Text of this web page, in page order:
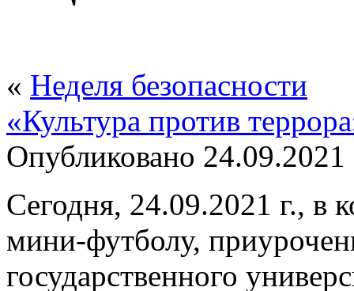
« Неделя безопасности
«Культура против
Опубликовано 24.09.2021
Сегодня, 24.09.2021 г., в
мини-футболу,
государственного